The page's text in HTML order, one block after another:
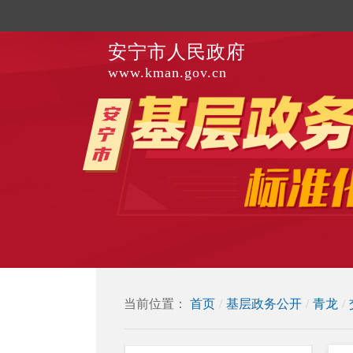
安宁市人民政府
www.kman.gov.cn
当前位置： 首页 / 基层政务公开 / 青龙 /